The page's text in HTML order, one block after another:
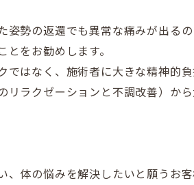
姿勢の返還でも異常な痛みが出る
をお勧めします。
はなく、 施術者に大きな精神的
リラクゼーションと不調改善） か
体の悩みを解決したいと願うお客